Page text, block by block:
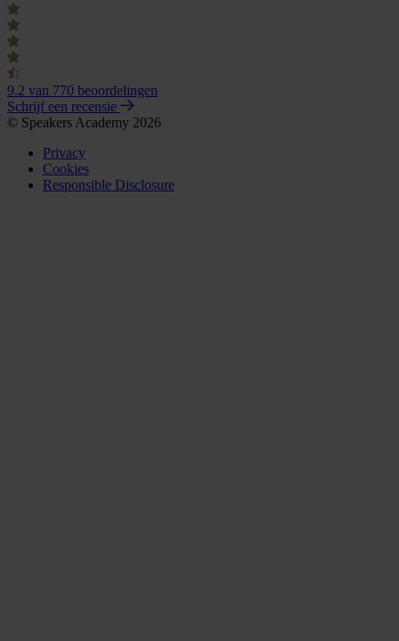
9.2 van 770 beoordelingen
Schrijf een recensie
© Speakers Academy 2026
Privacy
Cookies
Responsible Disclosure